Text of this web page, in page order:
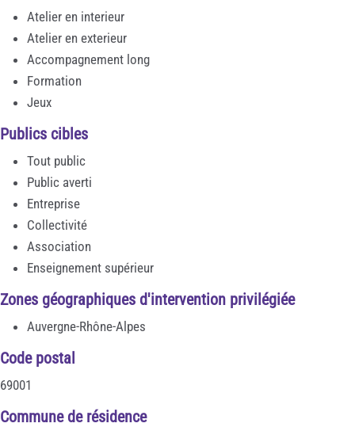
Atelier en interieur
Atelier en exterieur
Accompagnement long
Formation
Jeux
Publics cibles
Tout public
Public averti
Entreprise
Collectivité
Association
Enseignement supérieur
Zones géographiques d'intervention privilégiée
Auvergne-Rhône-Alpes
Code postal
69001
Commune de résidence